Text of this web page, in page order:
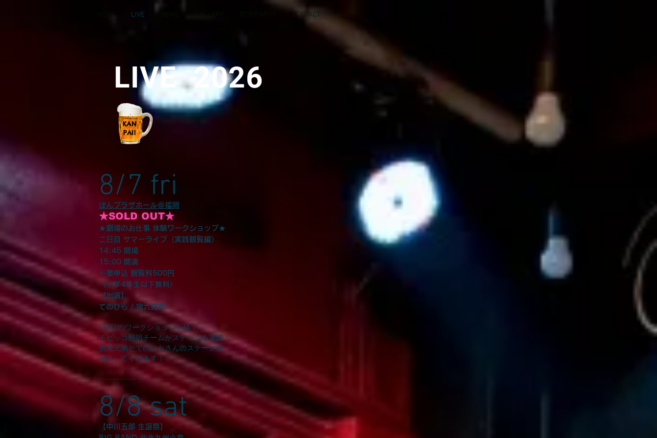
LIVE CONTACT
LIVE 2026
KAN
PAI!
8/7 fri
ぽんプラザホール＠福岡
★SOLD OUT★
★劇場のお仕事 体験ワークショップ★
二日目 サマーライブ（実践観覧編）
14:45 開場
15:00 開演
※要申込 観覧料500円
（小学4年生以下無料）
【出演】
てのひら / 宿六兄弟
1日目のワークショップを経て
チビッコ照明チームがステージを実践！
宿六兄弟とてのひらさんのステージを
演出してくれます！
-----------------------------------
8/8 sat
【中川五郎 生誕祭】